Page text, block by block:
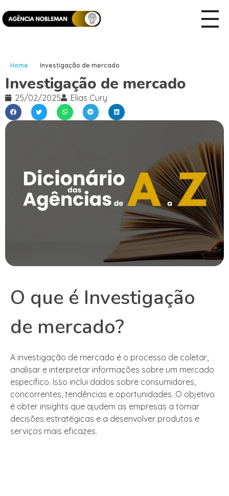
Home Investigação de mercado
Investigação de mercado
25/02/2025 Elias Cury
O que é Investigação
de mercado?
A investigação de mercado é o processo de coletar,
analisar e interpretar informações sobre um mercado
específico. Isso inclui dados sobre consumidores,
concorrentes, tendências e oportunidades. O objetivo
é obter insights que ajudem as empresas a tomar
decisões estratégicas e a desenvolver produtos e
serviços mais eficazes.